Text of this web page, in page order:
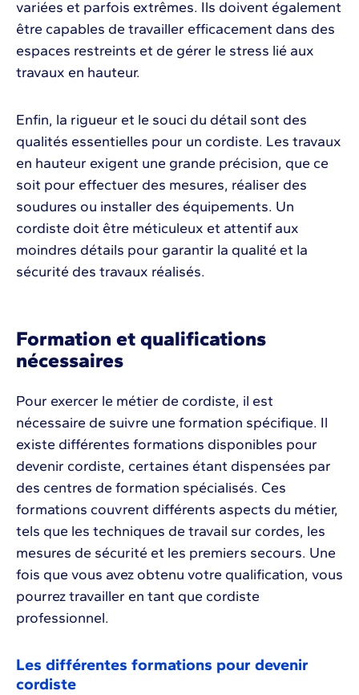
variées et parfois extrêmes. Ils doivent également
être capables de travailler efficacement dans des
espaces restreints et de gérer le stress lié aux
travaux en hauteur.
Enfin, la rigueur et le souci du détail sont des
qualités essentielles pour un cordiste. Les travaux
en hauteur exigent une grande précision, que ce
soit pour effectuer des mesures, réaliser des
soudures ou installer des équipements. Un
cordiste doit être méticuleux et attentif aux
moindres détails pour garantir la qualité et la
sécurité des travaux réalisés.
Formation et qualifications
nécessaires
Pour exercer le métier de cordiste, il est
nécessaire de suivre une formation spécifique. Il
existe différentes formations disponibles pour
devenir cordiste, certaines étant dispensées par
des centres de formation spécialisés. Ces
formations couvrent différents aspects du métier,
tels que les techniques de travail sur cordes, les
mesures de sécurité et les premiers secours. Une
fois que vous avez obtenu votre qualification, vous
pourrez travailler en tant que cordiste
professionnel.
Les différentes formations pour devenir
cordiste